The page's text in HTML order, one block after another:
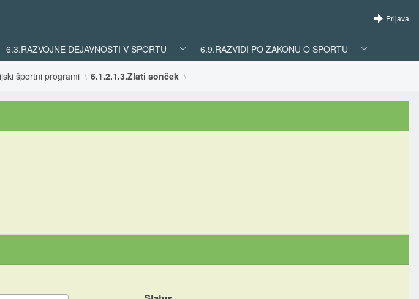
Prijava
6.3.RAZVOJNE DEJAVNOSTI V ŠPORTU 6.9.RAZVIDI PO ZAKONU O ŠPORTU
športni programi 6.1.2.1.3.Zlati sonček